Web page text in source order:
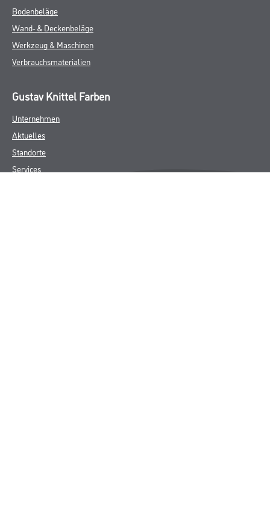
Bodenbeläge
Wand- & Deckenbeläge
Werkzeug & Maschinen
Verbrauchsmaterialien
Gustav Knittel Farben
Unternehmen
Aktuelles
Standorte
Services